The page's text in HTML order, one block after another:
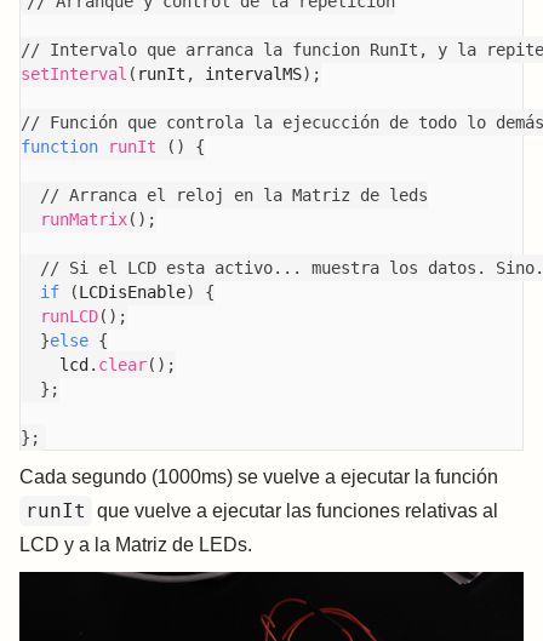
// Intervalo que arranca la funcion RunIt, y la
setInterval ( runIt , intervalMS) ;
// Función que controla la ejecucción de todo lo demás
function
runIt ( ) {
// Arranca el reloj en la Matriz de leds
runMatrix( ) ;
// Si el LCD esta activo... muestra los datos.
if
(LCDisEnable)
{
runLCD( ) ;
}else {
    lcd
. clear( ) ;
} ;
} ;
Cada segundo (1000ms) se vuelve a ejecutar la función
runIt
que vuelve a ejecutar las funciones relativas al
LCD y a la Matriz de LEDs.